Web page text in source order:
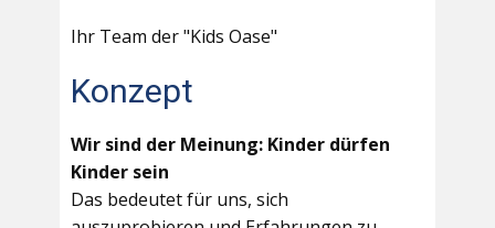
Ihr Team der "Kids Oase"
Konzept
Wir sind der Meinung: Kinder dürfen
Kinder sein
Das bedeutet für uns, sich